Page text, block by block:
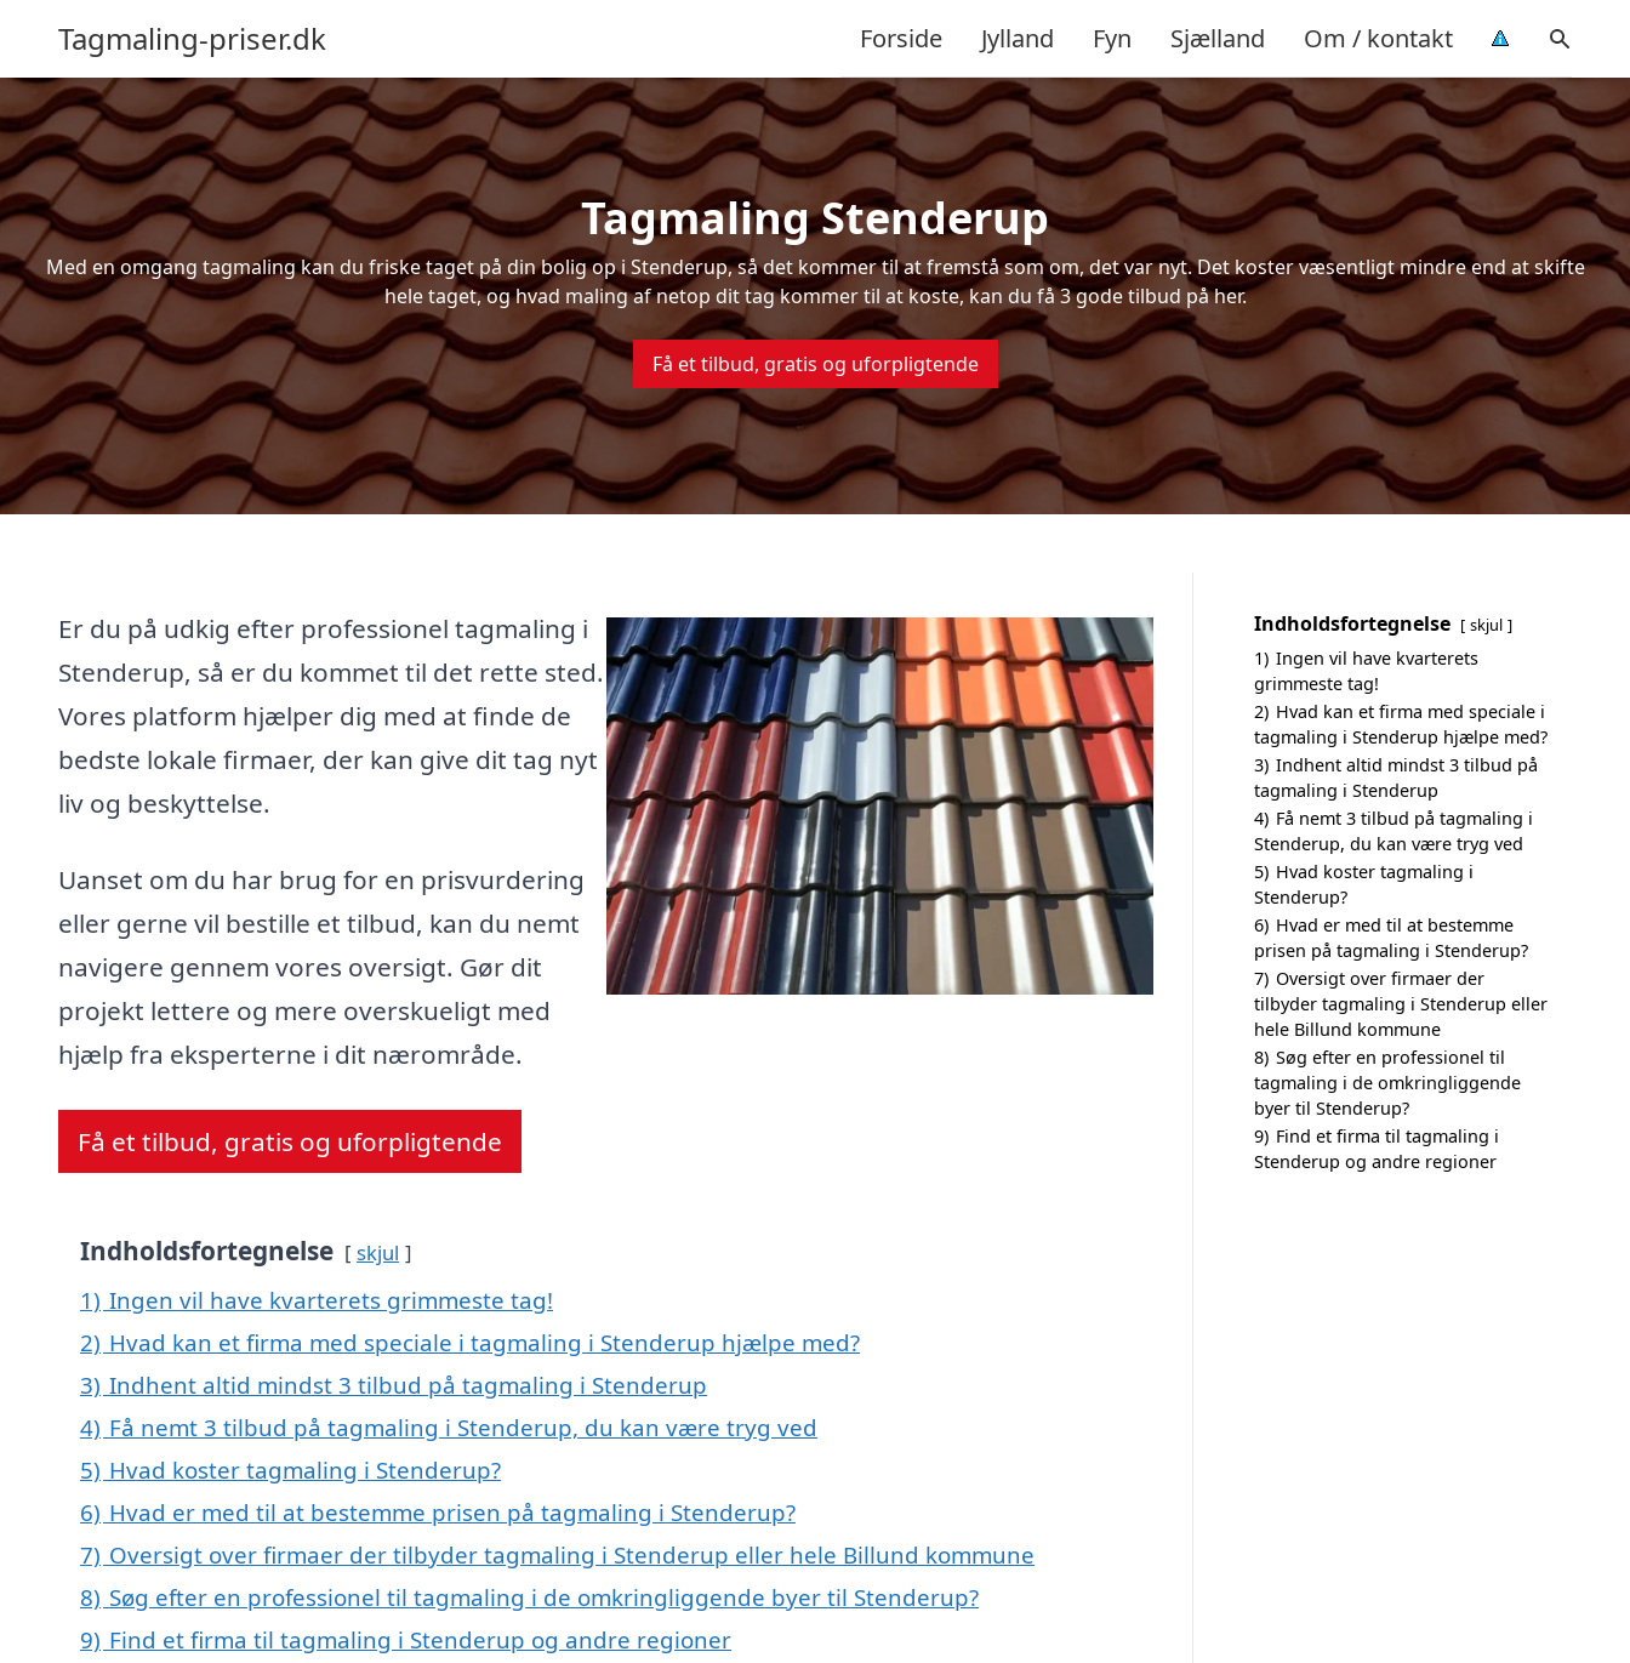
Tagmaling-priser.dk Forside Jylland Fyn Sjælland Om / kontakt
Tagmaling Stenderup
Med en omgang tagmaling kan du friske taget på din bolig op i Stenderup, så det kommer til at fremstå som om, det var nyt. Det koster væsentligt mindre end at skifte
hele taget, og hvad maling af netop dit tag kommer til at koste, kan du få 3 gode tilbud på her.
Få et tilbud, gratis og uforpligtende
Er du på udkig efter professionel tagmaling i
Stenderup, så er du kommet til det rette sted.
Vores platform hjælper dig med at finde de
bedste lokale firmaer, der kan give dit tag nyt
liv og beskyttelse.
Uanset om du har brug for en prisvurdering
eller gerne vil bestille et tilbud, kan du nemt
navigere gennem vores oversigt. Gør dit
projekt lettere og mere overskueligt med
hjælp fra eksperterne i dit nærområde.
Få et tilbud, gratis og uforpligtende
Indholdsfortegnelse skjul
1) Ingen vil have kvarterets grimmeste tag!
2) Hvad kan et firma med speciale i tagmaling i Stenderup hjælpe med?
3) Indhent altid mindst 3 tilbud på tagmaling i Stenderup
4) Få nemt 3 tilbud på tagmaling i Stenderup, du kan være tryg ved
5) Hvad koster tagmaling i Stenderup?
6) Hvad er med til at bestemme prisen på tagmaling i Stenderup?
7) Oversigt over firmaer der tilbyder tagmaling i Stenderup eller hele Billund kommune
8) Søg efter en professionel til tagmaling i de omkringliggende byer til Stenderup?
9) Find et firma til tagmaling i Stenderup og andre regioner
Indholdsfortegnelse skjul
1) Ingen vil have kvarterets
grimmeste tag!
2) Hvad kan et firma med speciale i
tagmaling i Stenderup hjælpe med?
3) Indhent altid mindst 3 tilbud på
tagmaling i Stenderup
4) Få nemt 3 tilbud på tagmaling i
Stenderup, du kan være tryg ved
5) Hvad koster tagmaling i
Stenderup?
6) Hvad er med til at bestemme
prisen på tagmaling i Stenderup?
7) Oversigt over firmaer der
tilbyder tagmaling i Stenderup eller
hele Billund kommune
8) Søg efter en professionel til
tagmaling i de omkringliggende
byer til Stenderup?
9) Find et firma til tagmaling i
Stenderup og andre regioner